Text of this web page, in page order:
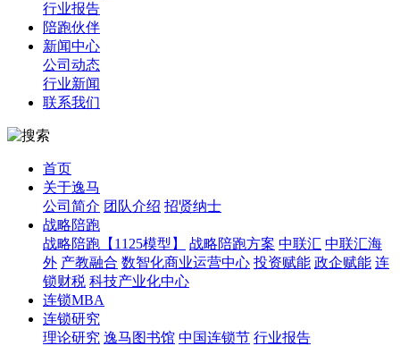
行业报告
陪跑伙伴
新闻中心
公司动态
行业新闻
联系我们
首页
关于逸马
公司简介 团队介绍 招贤纳士
战略陪跑
战略陪跑【1125模型】
战略陪跑方案 中联汇 中联汇海
外 产教融合 数智化商业运营中心 投资赋能 政企赋能 连
锁财税 科技产业化中心
连锁MBA
连锁研究
理论研究 逸马图书馆 中国连锁节 行业报告